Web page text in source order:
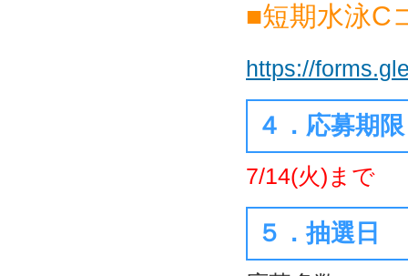
■短期水泳C
https://
４．応募期限
7/14(火)まで
５．抽選日